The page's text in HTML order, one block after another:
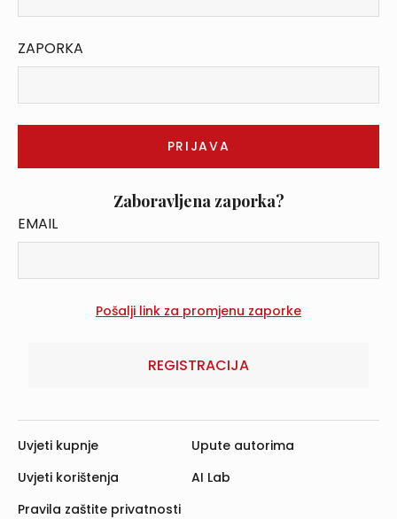
ZAPORKA
Zaboravljena zaporka?
EMAIL
REGISTRACIJA
Uvjeti kupnje
Uvjeti korištenja
Pravila zaštite privatnosti
Upute autorima
AI Lab